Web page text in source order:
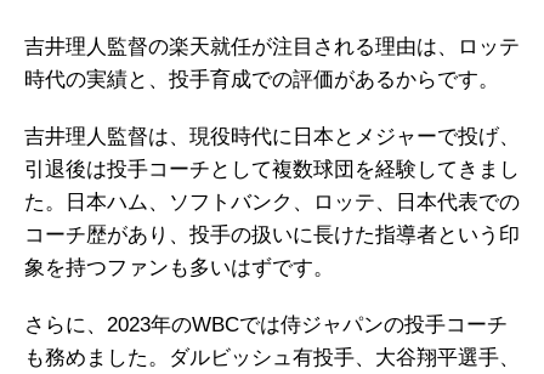
吉井理人監督の楽天就任が注目される理由は、ロッテ
時代の実績と、投手育成での評価があるからです。
吉井理人監督は、現役時代に日本とメジャーで投げ、
引退後は投手コーチとして複数球団を経験してきまし
た。日本ハム、ソフトバンク、ロッテ、日本代表での
コーチ歴があり、投手の扱いに長けた指導者という印
象を持つファンも多いはずです。
さらに、2023年のWBCでは侍ジャパンの投手コーチ
も務めました。ダルビッシュ有投手、大谷翔平選手、